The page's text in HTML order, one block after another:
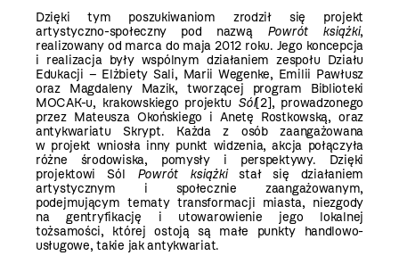
Dzięki tym poszukiwaniom zrodził się projekt
artystyczno-społeczny pod nazwą Powrót książki,
realizowany od marca do maja 2012 roku. Jego koncepcja
i realizacja były wspólnym działaniem zespołu Działu
Edukacji – Elżbiety Sali, Marii Wegenke, Emilii Pawłusz
oraz Magdaleny Mazik, tworzącej program Biblioteki
MOCAK-u, krakowskiego projektu Sól[2], prowadzonego
przez Mateusza Okońskiego i Anetę Rostkowską, oraz
antykwariatu Skrypt. Każda z osób zaangażowana
w projekt wniosła inny punkt widzenia, akcja połączyła
różne środowiska, pomysły i perspektywy. Dzięki
projektowi Sól Powrót książkistał się działaniem
artystycznym i społecznie zaangażowanym,
podejmującym tematy transformacji miasta, niezgody
na gentryfikację i utowarowienie jego lokalnej
tożsamości, której ostoją są małe punkty handlowo-
usługowe, takie jak antykwariat.